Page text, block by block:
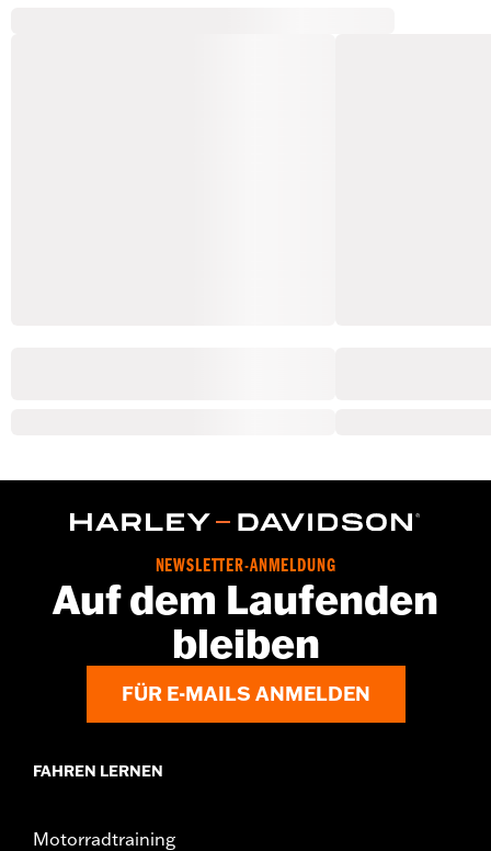
NEWSLETTER-ANMELDUNG
Auf dem Laufenden
bleiben
FÜR E-MAILS ANMELDEN
FAHREN LERNEN
Motorradtraining